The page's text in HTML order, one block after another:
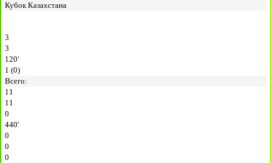
Кубок Казахстана
3
3
120′
1 (0)
Всего:
11
11
0
440′
0
0
0